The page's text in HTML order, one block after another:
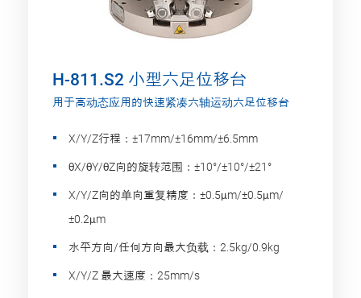
H-811.S2 小型六足位移台
用于高动态应用的快速紧凑六轴运动六足位移台
X/Y/Z行程：±17mm/±16mm/±6.5mm
θX/θY/θZ向的旋转范围：±10°/±10°/±21°
X/Y/Z向的单向重复精度：±0.5μm/±0.5μm/
±0.2μm
水平方向/任何方向最大负载：2.5kg/0.9kg
X/Y/Z 最大速度：25mm/s